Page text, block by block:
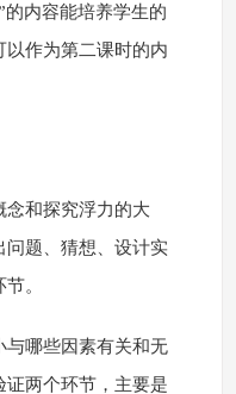
内容能培养学生的
作为第二课时的内
念和探究浮力的大
问题、猜想、设计实
。
与哪些因素有关和无
证两个环节，主要是